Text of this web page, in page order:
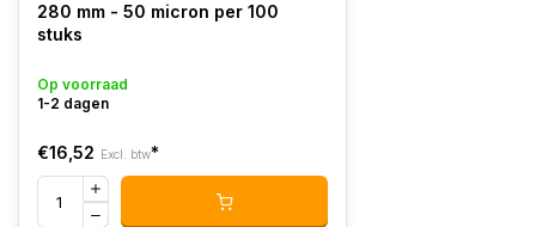
280 mm - 50 micron per 100
stuks
Op voorraad
1-2 dagen
€16,52 Excl. btw*